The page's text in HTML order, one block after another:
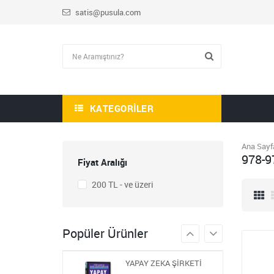
satis@pusula.com
KATEGORILER
Fiyat Aralığı
200 TL - ve üzeri
Popüler Ürünler
1.809,00
986,00
394,40
YAPAY ZEKA ŞİRKETİ
Ana
978-